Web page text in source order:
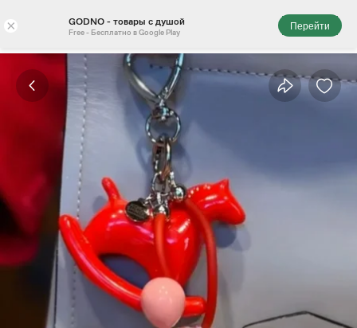
× GODNO - товары с душой
Free - Бесплатно в Google Play
Перейти